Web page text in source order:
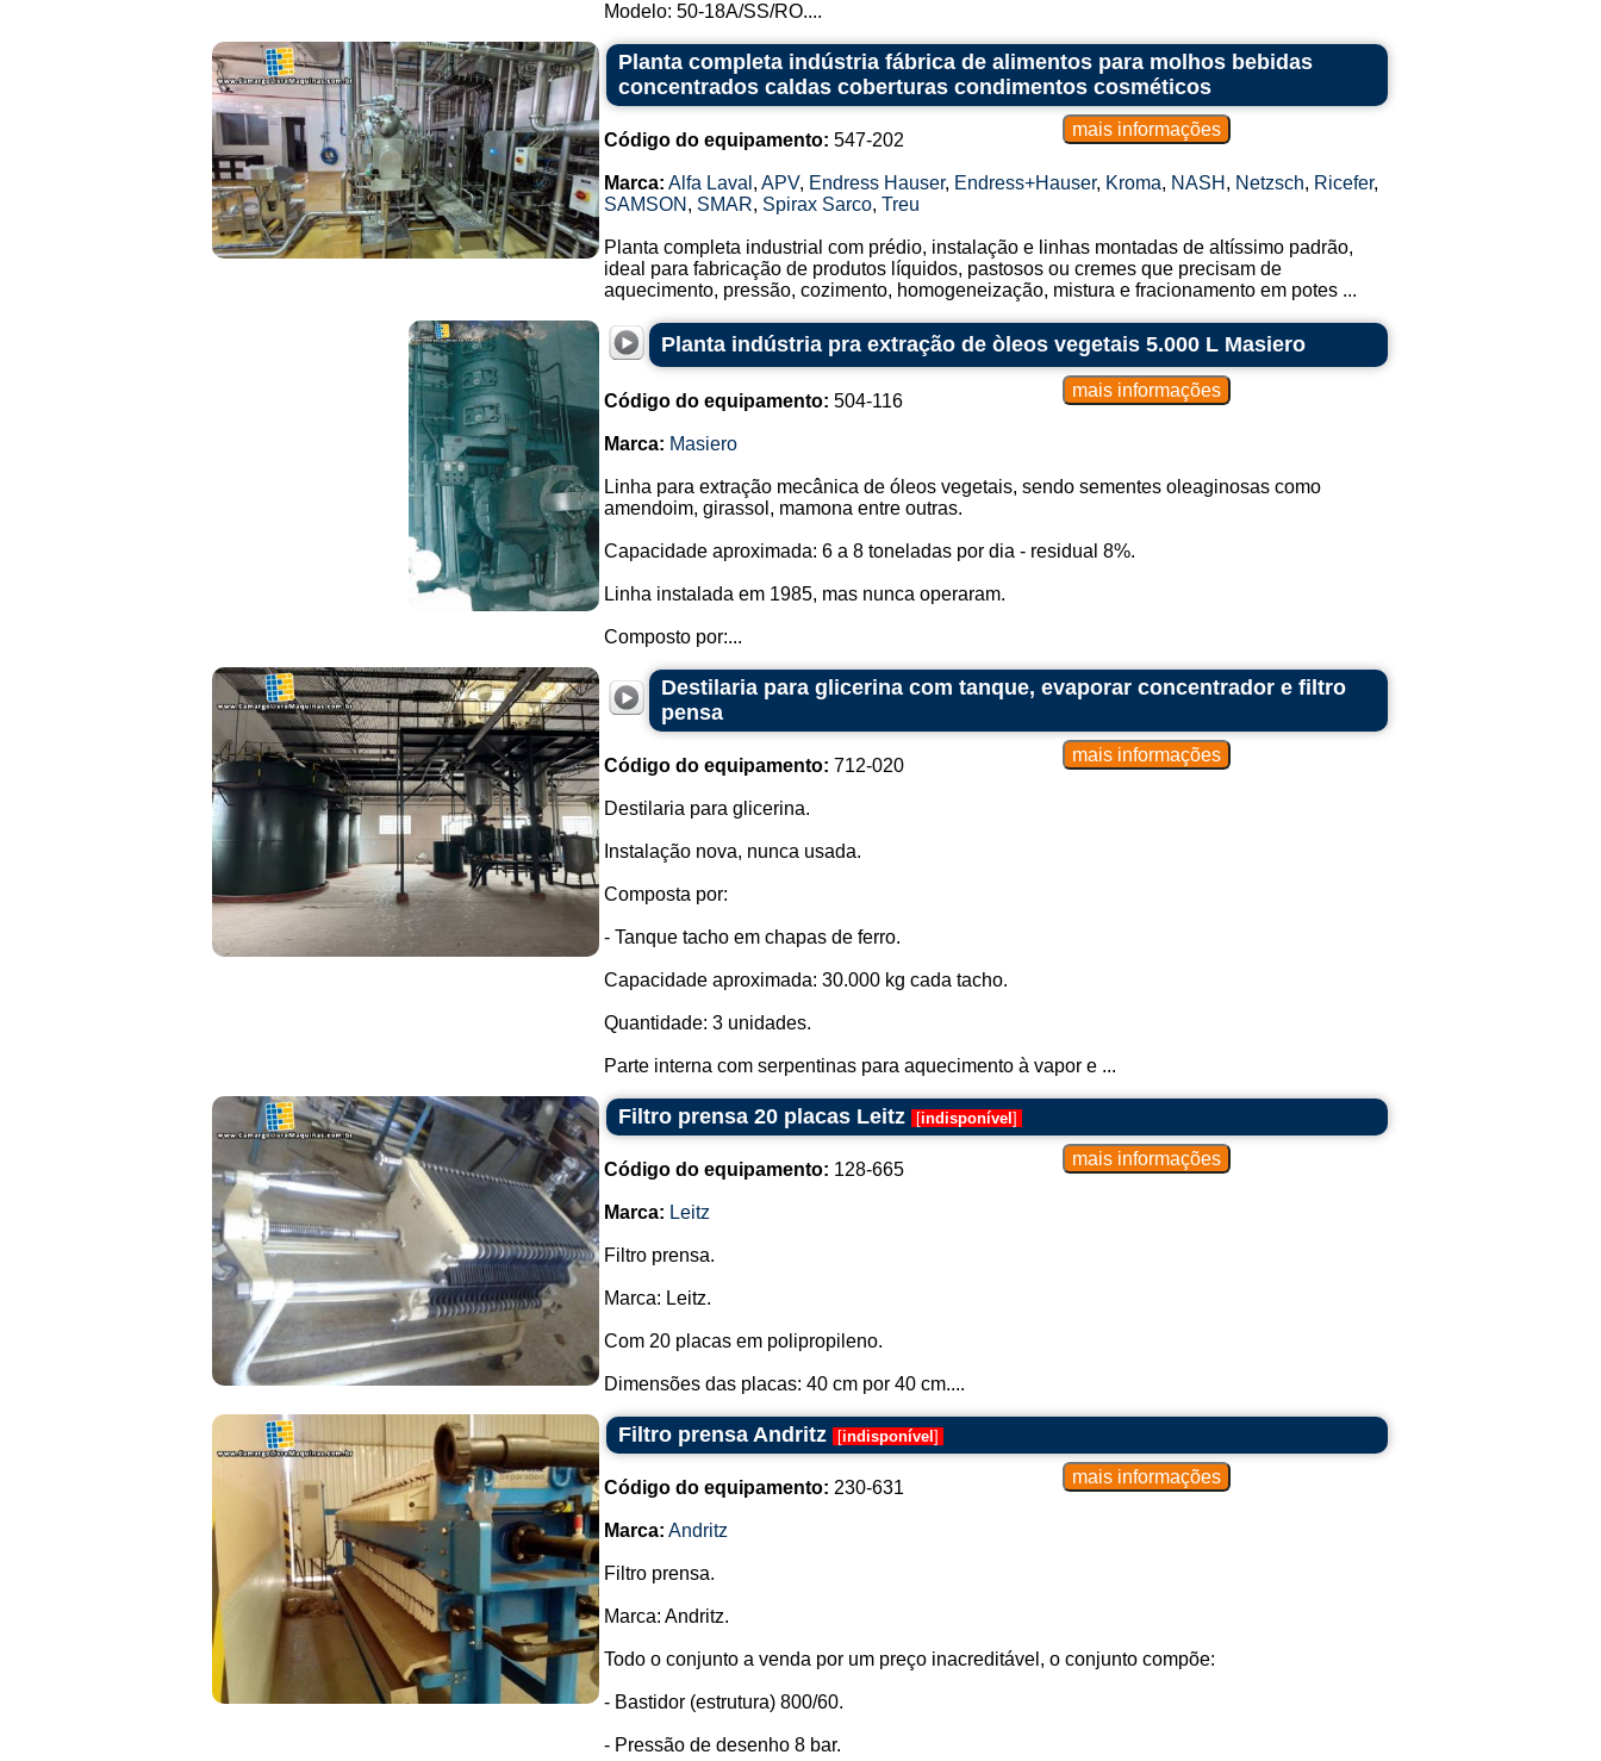
Modelo: 50-18A/SS/RO....
Planta completa indústria fábrica de alimentos para molhos bebidas
concentrados caldas coberturas condimentos cosméticos
Código do equipamento: 547-202
Marca: Alfa Laval , APV, Endress Hauser, Endress+Hauser, Kroma, NASH , Netzsch, Ricefer,
SAMSON , SMAR, Spirax Sarco, Treu
Planta completa industrial com prédio, instalação e linhas montadas de altíssimo padrão,
ideal para fabricação de produtos líquidos, pastosos ou cremes que precisam de
aquecimento, pressão, cozimento, homogeneização, mistura e fracionamento em potes ...
Planta indústria pra extração de òleos vegetais 5.000 L Masiero
Código do equipamento: 504-116
Marca: Masiero
Linha para extração mecânica de óleos vegetais, sendo sementes oleaginosas como
amendoim, girassol, mamona entre outras.
Capacidade aproximada: 6 a 8 toneladas por dia - residual 8%.
Linha instalada em 1985, mas nunca operaram.
Composto por:...
Destilaria para glicerina com tanque, evaporar concentrador e filtro
pensa
Código do equipamento: 712-020
Destilaria para glicerina.
Instalação nova, nunca usada.
Composta por:
- Tanque tacho em chapas de ferro.
Capacidade aproximada: 30.000 kg cada tacho.
Quantidade: 3 unidades.
Parte interna com serpentinas para aquecimento à vapor e ...
Filtro prensa 20 placas Leitz [indisponível ]
Código do equipamento: 128-665
Marca: Leitz
Filtro prensa.
Marca: Leitz.
Com 20 placas em polipropileno.
Dimensões das placas: 40 cm por 40 cm....
Filtro prensa Andritz [indisponível ]
Código do equipamento: 230-631
Marca: Andritz
Filtro prensa.
Marca: Andritz.
Todo o conjunto a venda por um preço inacreditável, o conjunto compõe:
- Bastidor (estrutura) 800/60.
- Pressão de desenho 8 bar.